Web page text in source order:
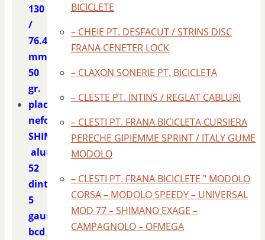
130
/
76.4
mm.
50
gr.
placa
nefolosita
SHIMANO
aluminiu
52
dinti
5
gauri
bcd
BICICLETE
– CHEIE PT. DESFACUT / STRINS DISC
FRANA CENETER LOCK
– CLAXON SONERIE PT. BICICLETA
– CLESTE PT. INTINS / REGLAT CABLURI
– CLESTI PT. FRANA BICICLETA CURSIERA
PERECHE GIPIEMME SPRINT / ITALY GUME
MODOLO
– CLESTI PT. FRANA BICICLETE " MODOLO
CORSA – MODOLO SPEEDY – UNIVERSAL
MOD 77 – SHIMANO EXAGE –
CAMPAGNOLO – OFMEGA